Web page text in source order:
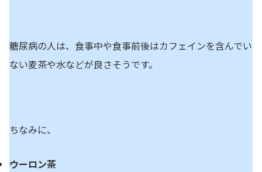
糖尿病の人は、食事中や食事前後はカフェインを含んでい
ない麦茶や水などが良さそうです。
ちなみに、
ウーロン茶